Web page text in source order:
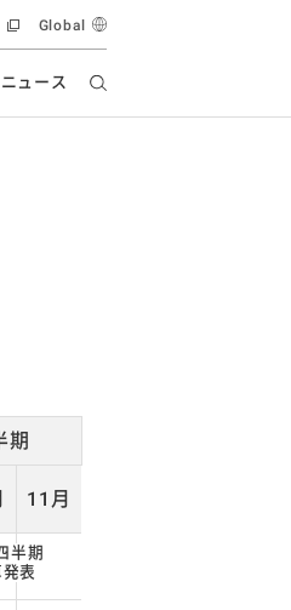
ニュース
Global
期
11月
半期
表